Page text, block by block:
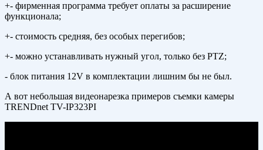
+- фирменная программа требует оплаты за расширение
функционала;
+- стоимость средняя, без особых перегибов;
+- можно устанавливать нужный угол, только без PTZ;
- блок питания 12V в комплектации лишним бы не был.
А вот небольшая видеонарезка примеров съемки камеры
TRENDnet TV-IP323PI